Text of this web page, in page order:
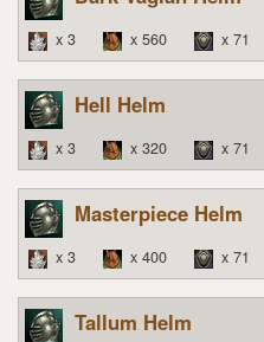
x 3 x 560 x 71
Hell Helm
x 3 x 320 x 71
Masterpiece Helm
x 3 x 400 x 71
Tallum Helm